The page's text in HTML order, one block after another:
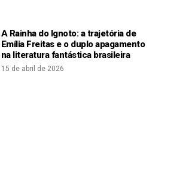
A Rainha do Ignoto: a trajetória de
Emília Freitas e o duplo apagamento
na literatura fantástica brasileira
15 de abril de 2026